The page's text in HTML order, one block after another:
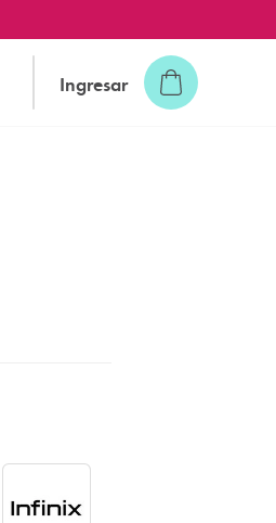
Ingresar